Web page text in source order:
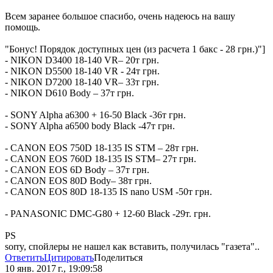
Всем заранее большое спасибо, очень надеюсь на вашу
помощь.
"Бонус! Порядок доступных цен (из расчета 1 бакс - 28 грн.)"]
- NIKON D3400 18-140 VR– 20т грн.
- NIKON D5500 18-140 VR - 24т грн.
- NIKON D7200 18-140 VR– 33т грн.
- NIKON D610 Body – 37т грн.
- SONY Alpha a6300 + 16-50 Black -36т грн.
- SONY Alpha a6500 body Black -47т грн.
- CANON EOS 750D 18-135 IS STM – 28т грн.
- CANON EOS 760D 18-135 IS STM– 27т грн.
- CANON EOS 6D Body – 37т грн.
- CANON EOS 80D Body– 38т грн.
- CANON EOS 80D 18-135 IS nano USM -50т грн.
- PANASONIC DMC-G80 + 12-60 Black -29т. грн.
PS
sorry, спойлеры не нашел как вставить, получилась "газета"..
ОтветитьЦитироватьПоделиться
10 янв. 2017 г., 19:09:58